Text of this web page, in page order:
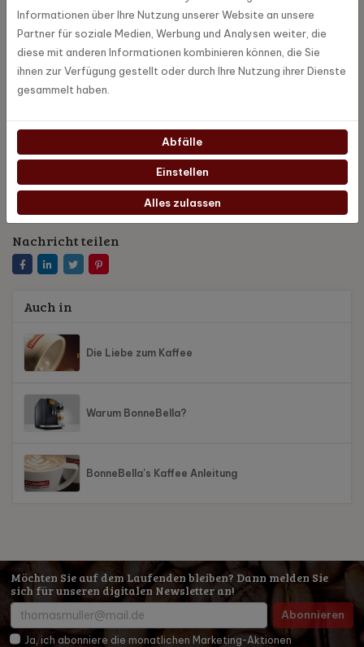
Der letzte Schritt ist vielleicht der einfachste: Ziehen Sie den
Netzstecker. Dies verhindert mögliche Schäden bei Gewitter oder
Dies waren alle Schritte zur Reinigung Ihrer Maschine vor dem
frische Tasse Kaffee genießt, wenn Sie aus dem Urlaub
Nachricht teilen
Auch in
Die Liebe zum Kaffee
Warum BonneBella?
BonneBella's Kaffee Anleitung
Möchten Sie auf dem Laufenden bleiben? Dann melden Sie
sich für unseren digitalen Newsletter an!
Abonnieren
Ja, ich abonniere die monatlichen Marketing-Aktionen
Informationen über Ihre Nutzung unserer Website an unsere
Partner für soziale Medien, Werbung und Analysen weiter, die
diese mit anderen Informationen kombinieren können, die Sie
ihnen zur Verfügung gestellt oder durch Ihre Nutzung ihrer Dienste
gesammelt haben.
Abfälle
Einstellen
Alles zulassen